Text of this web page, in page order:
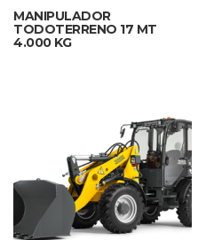
MANIPULADOR
TODOTERRENO 17 MT
4.000 KG